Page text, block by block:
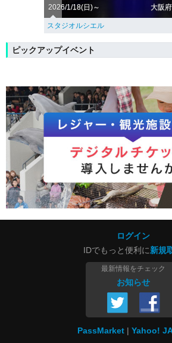
2026/1/18(日)～ 大阪府
スタジオルシエル
ピックアップイベント
ログイン
IDでもっと便利に新規
最新情報をチェック
お知らせ
PassMarket Yahoo!